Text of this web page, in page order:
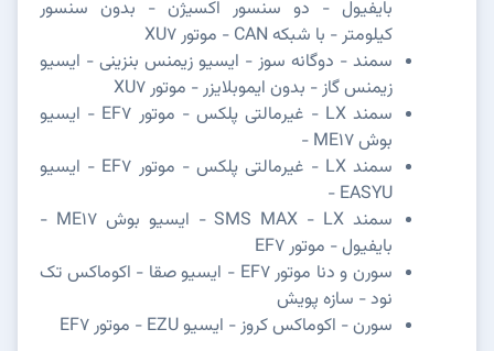
بایفیول - دو سنسور اکسیژن - بدون سنسور
کیلومتر - با شبکه CAN - موتور XU7
سمند - دوگانه سوز - ایسیو زیمنس بنزینی - ایسیو
زیمنس گاز - بدون ایموبلایزر - موتور XU7
سمند LX - غیرمالتی پلکس - موتور EF7 - ایسیو
بوش ME17 -
سمند LX - غیرمالتی پلکس - موتور EF7 - ایسیو
EASYU -
سمند SMS MAX - LX - ایسیو بوش ME17 -
بایفیول - موتور EF7
سورن و دنا موتور EF7 - ایسیو صقا - اکوماکس تک
نود - سازه پویش
سورن - اکوماکس کروز - ایسیو EZU - موتور EF7